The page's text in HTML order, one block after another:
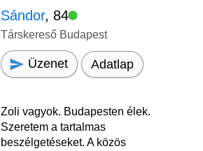
Sándor, 84
Társkereső Budapest
Üzenet Adatlap
Zoli vagyok. Budapesten élek.
Szeretem a tartalmas
beszélgetéseket. A közös